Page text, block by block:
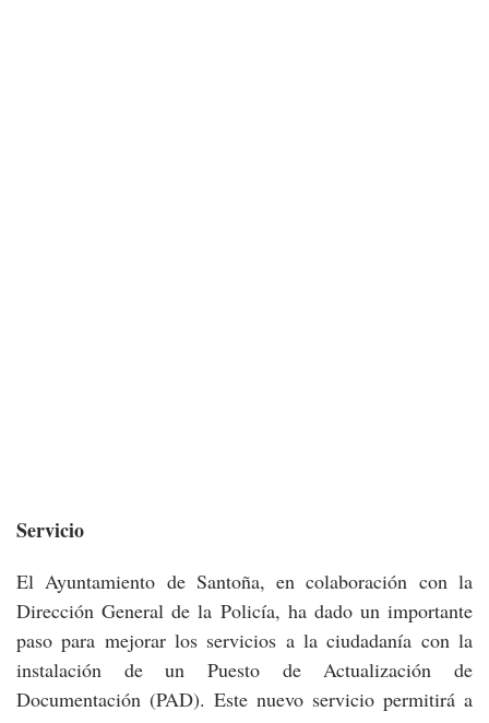
Servicio
El Ayuntamiento de Santoña, en colaboración con la
Dirección General de la Policía, ha dado un importante
paso para mejorar los servicios a la ciudadanía con la
instalación de un Puesto de Actualización de
Documentación (PAD). Este nuevo servicio permitirá a